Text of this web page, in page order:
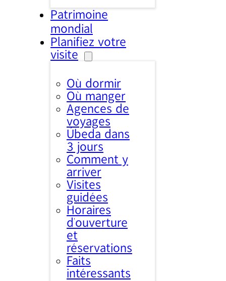
Patrimoine
mondial
Planifiez votre
visite
Où dormir
Où manger
Agences de
voyages
Úbeda dans
3 jours
Comment y
arriver
Visites
guidées
Horaires
d’ouverture
et
réservations
Faits
intéressants